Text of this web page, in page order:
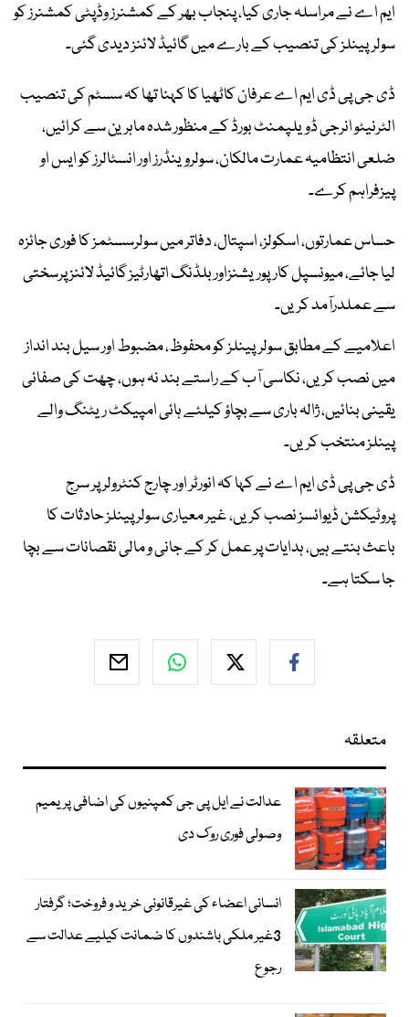
ایم اے نے مراسلہ جاری کیا، پنجاب بھر کے کمشنرز وڈپٹی کمشنرز کو
سولرپینلز کی تنصیب کے بارے میں گائیڈ لائنز دیدی گئی۔
ڈی جی پی ڈی ایم اے عرفان کاٹھیا کا کہنا تھا کہ سسٹم کی تنصیب
الٹرنیٹو انرجی ڈویلپمنٹ بورڈ کے منظور شدہ ماہرین سے کرائیں،
ضلعی انتظامیہ عمارت مالکان، سولروینڈرز اور انسٹالرز کو ایس او
پیزفراہم کرے۔
حساس عمارتوں، اسکولز، اسپتال، دفاتر میں سولرسسٹمز کا فوری جائزہ
لیا جائے، میونسپل کارپوریشنزاور بلڈنگ اتھارٹیز گائیڈ لائنز پرسختی
سے عملدرآمد کریں۔
اعلامیے کے مطابق سولرپینلز کو محفوظ، مضبوط اور سیل بند انداز
میں نصب کریں، نکاسی آب کے راستے بند نہ ہوں، چھت کی صفائی
یقینی بنائیں، ژالہ باری سے بچاؤ کیلئے ہائی امپیکٹ ریٹنگ والے
پینلز منتخب کریں۔
ڈی جی پی ڈی ایم اے نے کہا کہ انورٹر اور چارج کنٹرولر پر سرج
پروٹیکشن ڈیوائسز نصب کریں، غیر معیاری سولر پینلز حادثات کا
باعث بنتے ہیں، ہدایات پر عمل کر کے جانی و مالی نقصانات سے بچا
جا سکتا ہے۔
متعلقہ
عدالت نے ایل پی جی کمپنیوں کی اضافی پریمیم
وصولی فوری روک دی
انسانی اعضاء کی غیرقانونی خرید و فروخت؛ گرفتار
3غیر ملکی باشندوں کا ضمانت کیلیے عدالت سے
رجوع